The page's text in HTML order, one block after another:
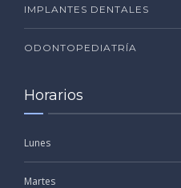
IMPLANTES DENTALES
ODONTOPEDIATRÍA
Horarios
Lunes
Martes